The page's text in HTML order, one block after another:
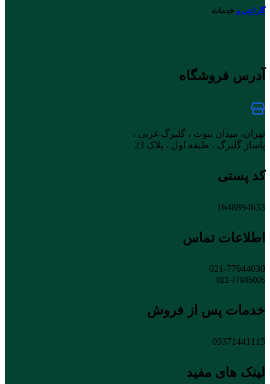
گارانتی و خدمات
آدرس فروشگاه
تهران، میدان نبوت ، گلبرگ غربی ،
پاساژ گلبرگ ، طبقه اول ، پلاک 23
کد پستی
1648894633
اطلاعات تماس
021-77944030
021-77945005
خدمات پس از فروش
09371441115
لینک های مفید